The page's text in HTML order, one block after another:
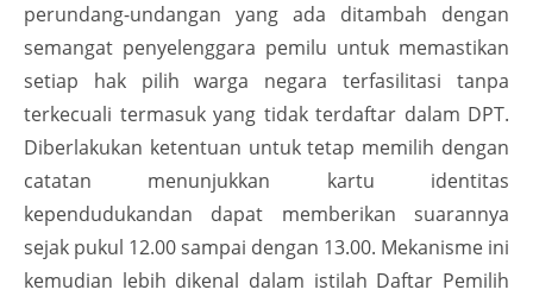
perundang-undangan yang ada ditambah dengan
semangat penyelenggara pemilu untuk memastikan
setiap hak pilih warga negara terfasilitasi tanpa
terkecuali termasuk yang tidak terdaftar dalam DPT.
Diberlakukan ketentuan untuk tetap memilih dengan
catatan menunjukkan kartu identitas
kependudukandan dapat memberikan suarannya
sejak pukul 12.00 sampai dengan 13.00. Mekanisme ini
kemudian lebih dikenal dalam istilah Daftar Pemilih